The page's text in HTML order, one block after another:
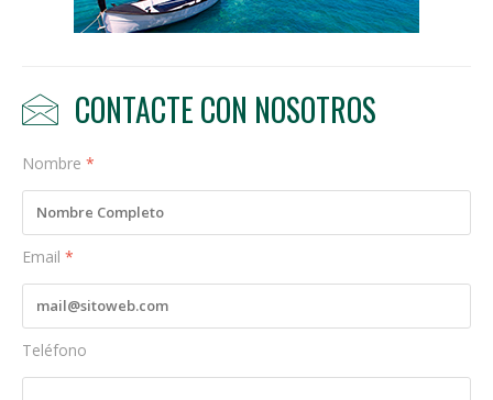
CONTACTE CON NOSOTROS
Nombre *
Email *
Teléfono